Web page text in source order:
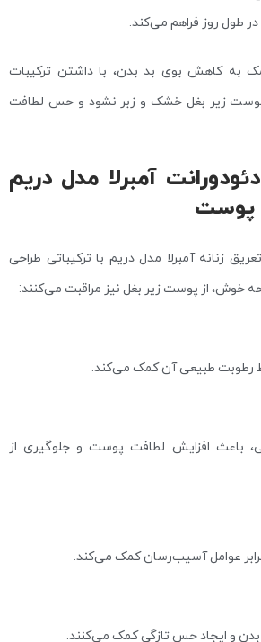
طول روز فراهم می‌کند.
به کاهش بوی بد بدن، با داشتن ترکیبات
زیر بغل خشک و زبر نشود و حس لطافت
آمبرلا مدل دریم
پوست
زنانه آمبرلا مدل دریم با ترکیباتی طراحی
خوش، از پوست زیر بغل نیز مراقبت می‌کنند:
رطوبت طبیعی آن کمک می‌کند.
باعث افزایش لطافت پوست و جلوگیری از
عوامل آسیب‌رسان کمک می‌کند.
و ایجاد حس تازگی کمک می‌کنند.